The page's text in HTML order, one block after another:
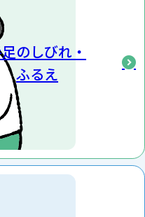
ワクチンについて
のしびれ・
ふるえ